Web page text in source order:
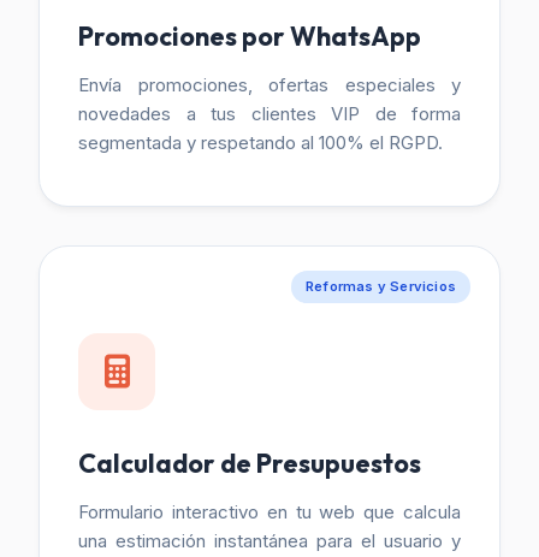
Promociones por WhatsApp
Envía promociones, ofertas especiales y
novedades a tus clientes VIP de forma
segmentada y respetando al 100% el RGPD.
Reformas y Servicios
Calculador de Presupuestos
Formulario interactivo en tu web que calcula
una estimación instantánea para el usuario y